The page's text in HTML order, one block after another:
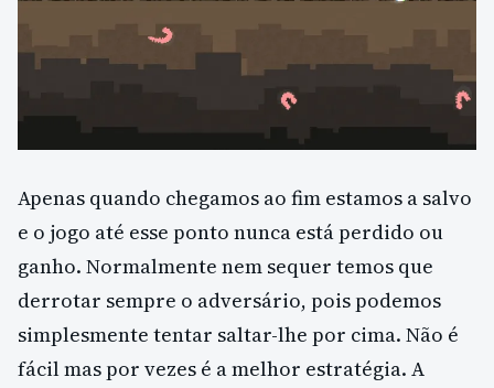
Apenas quando chegamos ao fim estamos a salvo
e o jogo até esse ponto nunca está perdido ou
ganho. Normalmente nem sequer temos que
derrotar sempre o adversário, pois podemos
simplesmente tentar saltar-lhe por cima. Não é
fácil mas por vezes é a melhor estratégia. A